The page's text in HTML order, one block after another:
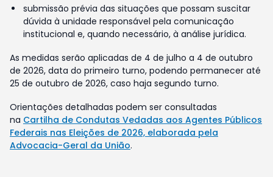
submissão prévia das situações que possam suscitar
dúvida à unidade responsável pela comunicação
institucional e, quando necessário, à análise jurídica.
As medidas serão aplicadas de 4 de julho a 4 de outubro
de 2026, data do primeiro turno, podendo permanecer até
25 de outubro de 2026, caso haja segundo turno.
Orientações detalhadas podem ser consultadas
na Cartilha de Condutas Vedadas aos Agentes Públicos
Federais nas Eleições de 2026, elaborada pela
Advocacia-Geral da União.